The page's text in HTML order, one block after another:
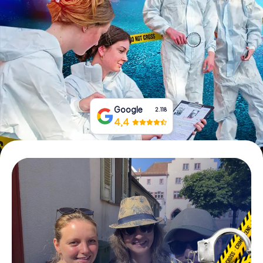
Tickets buchen
Gutscheine bestellen
Google 2.118
4,4